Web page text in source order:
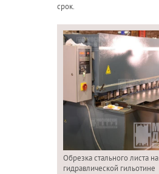
срок.
Обрезка стального листа на
гидравлической гильотине